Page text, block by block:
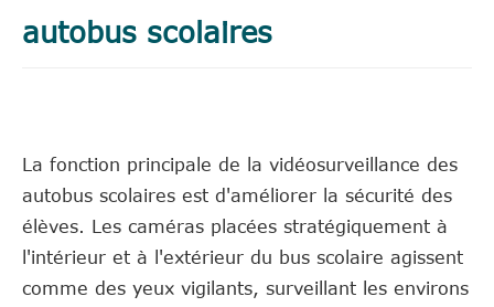
autobus scolaires
La fonction principale de la vidéosurveillance des
autobus scolaires est d'améliorer la sécurité des
élèves. Les caméras placées stratégiquement à
l'intérieur et à l'extérieur du bus scolaire agissent
comme des yeux vigilants, surveillant les environs